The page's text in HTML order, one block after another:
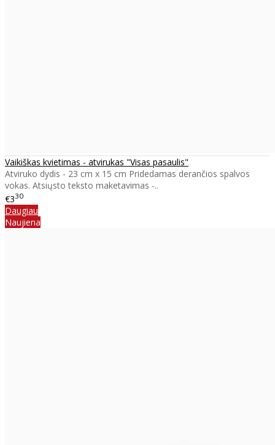
Vaikiškas kvietimas - atvirukas "Visas pasaulis"
Atviruko dydis - 23 cm x 15 cm Pridedamas derančios spalvos
vokas. Atsiųsto teksto maketavimas -..
€330
Daugiau
Naujiena